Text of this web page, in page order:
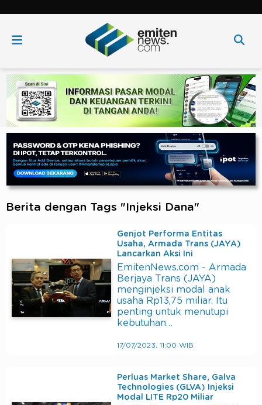
Berita dengan Tags "Injeksi Dana"
Genjot Performa Entitas
Usaha, Armada Trans (JAYA)
Lancarkan Aksi Ini
EmitenNews.com - Armada
Berjaya Trans (JAYA)
menginjeksi modal anak
usaha Rp13,75 miliar. Itu
penting untuk menutupi
kebutuhan…
17/07/2023, 11:00 WIB
Perluas Market Share, Galva
Technologies (GLVA) Injeksi
Modal LITE Rp20 Miliar